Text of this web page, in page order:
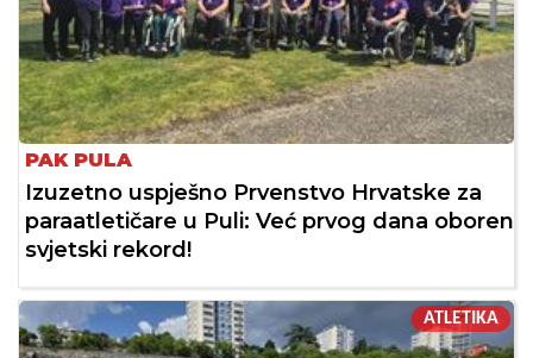
PAK PULA
Izuzetno uspješno Prvenstvo Hrvatske za
paraatletičare u Puli: Već prvog dana oboren
svjetski rekord!
ATLETIKA